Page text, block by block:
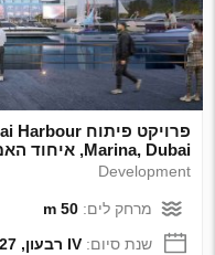
Marina, Dubai, איחוד האמירויות מספר 531982
Development
מרחק לים:50 m
שנת סיום:IV רבעון, 2027, off-plan